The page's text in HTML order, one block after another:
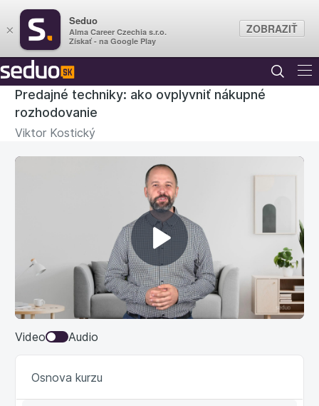
Predajné techniky: ako ovplyvniť nákupné
rozhodovanie
Viktor Kostický
Prehrať
video
Video Audio
Osnova kurzu
benefity, ale aj obavy
×
Seduo
Alma Career Czechia s.r.o.
Získať - na Google Play
ZOBRAZIŤ